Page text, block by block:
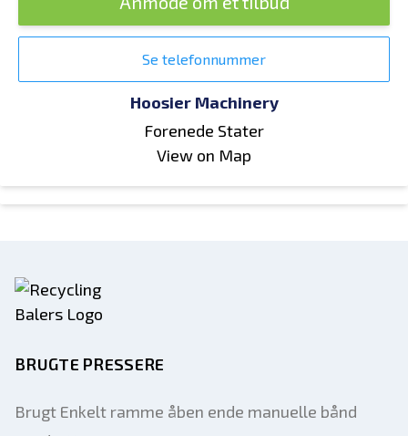
Se telefonnummer
Hoosier Machinery
Forenede Stater
View on Map
BRUGTE PRESSERE
Brugt Enkelt ramme åben ende manuelle bånd